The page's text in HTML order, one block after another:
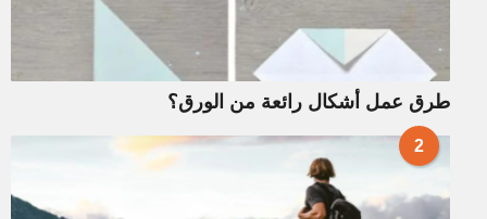
طرق عمل أشكال رائعة من الورق؟
2